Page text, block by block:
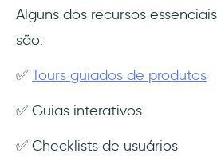
Alguns dos recursos
são:
✅ Tours guiados de produtos
✅ Guias interativos
✅ Checklists de usuários